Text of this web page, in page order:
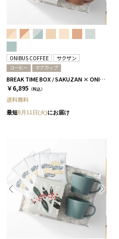
ONIBUS COFFEE サクザン
コーヒー マグカップ
BREAK TIME BOX / SAKUZAN × ONIBUS COFFEE テラコッタ
￥6,895 （税込）
送料無料
最短8月11日(火)にお届け